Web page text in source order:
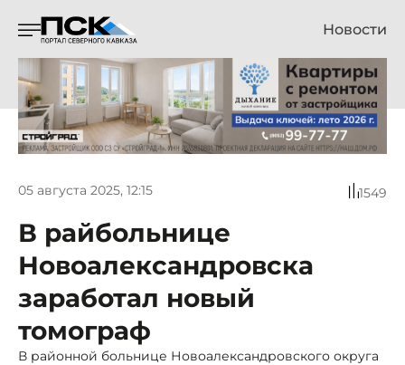
Новости
05 августа 2025, 12:15 1549
В райбольнице
Новоалександровска
заработал новый
томограф
В районной больнице Новоалександровского округа